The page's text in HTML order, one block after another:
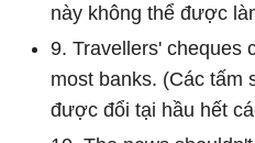
này không thể được
9. Travellers' cheques
most banks. (Các tấm
được đổi tại hầu hết